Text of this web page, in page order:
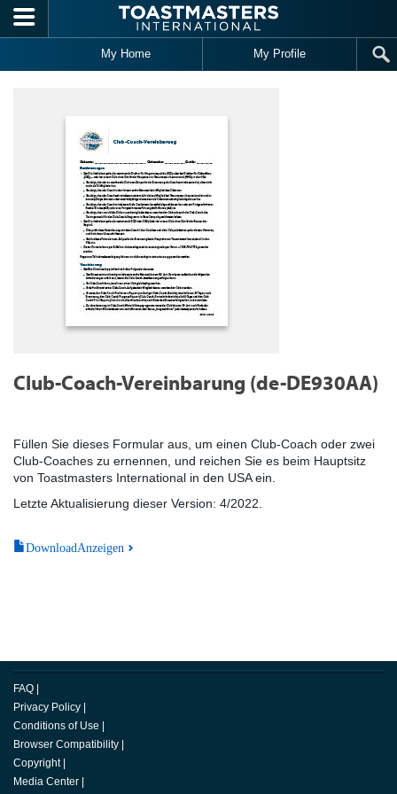
Skip to main content
My Home My Profile
Club-Coach-Vereinbarung (de-DE930AA)
Füllen Sie dieses Formular aus, um einen Club-Coach oder zwei
Club-Coaches zu ernennen, und reichen Sie es beim Hauptsitz
von Toastmasters International in den USA ein.
Letzte Aktualisierung dieser Version: 4/2022.
DownloadAnzeigen
FAQ
Privacy Policy
Conditions of Use
Browser Compatibility
Copyright
Media Center